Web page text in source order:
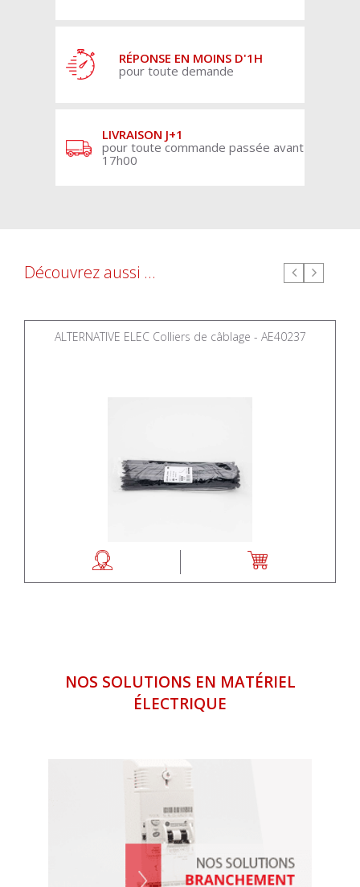
RÉPONSE EN MOINS D'1H
pour toute demande
LIVRAISON J+1
pour toute commande passée avant
17h00
Découvrez aussi ...
ALTERNATIVE ELEC Colliers de câblage - AE40237
NOS SOLUTIONS EN MATÉRIEL
ÉLECTRIQUE